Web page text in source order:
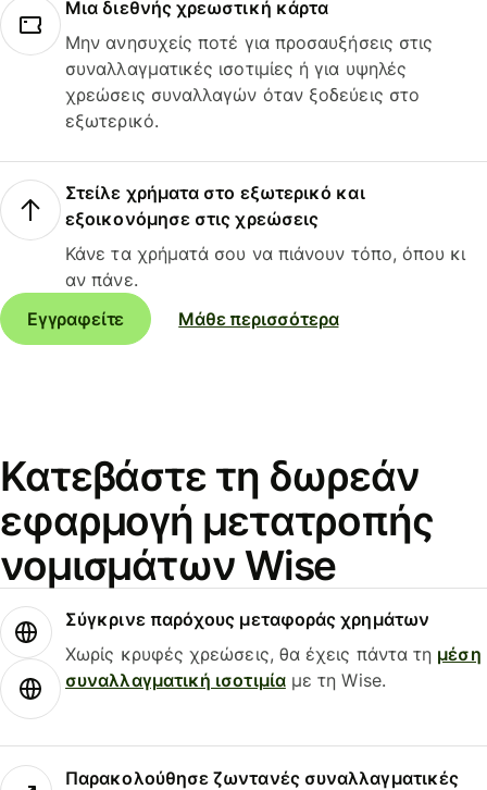
Μια διεθνής χρεωστική κάρτα
Μην ανησυχείς ποτέ για προσαυξήσεις στις
συναλλαγματικές ισοτιμίες ή για υψηλές
χρεώσεις συναλλαγών όταν ξοδεύεις στο
εξωτερικό.
Στείλε χρήματα στο εξωτερικό και
εξοικονόμησε στις χρεώσεις
Κάνε τα χρήματά σου να πιάνουν τόπο, όπου κι
αν πάνε.
Εγγραφείτε
Μάθε περισσότερα
Κατεβάστε τη δωρεάν
εφαρμογή μετατροπής
νομισμάτων Wise
Σύγκρινε παρόχους μεταφοράς χρημάτων
Χωρίς κρυφές χρεώσεις, θα έχεις πάντα τη μέση
συναλλαγματική ισοτιμίαμε τη Wise.
Παρακολούθησε ζωντανές συναλλαγματικές